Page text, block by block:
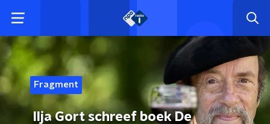
Fragment
Ilja Gort schreef boek De